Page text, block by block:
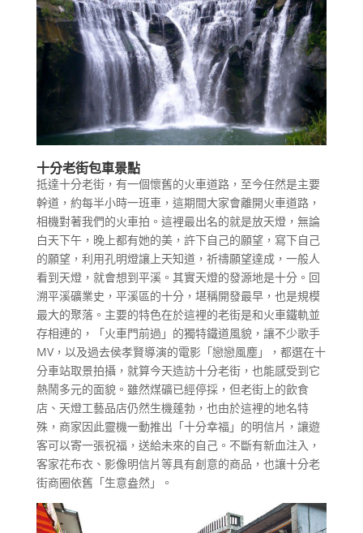
十分老街包車景點
抵達十分老街，有一個懷舊的火車道路，至今任然是主要
幹道，約每半小時一班車，這期間大家會離開火車道路，
相機對著我們的火車拍。這裡最出名的就是放天燈，無論
白天下午，晚上都有她的美，許下自己的願望，寫下自己
的願望，利用孔明燈讓上天知道，祈禱願望達成，一般人
看到天燈，就會想到平溪。其實天燈的發源地是十分。回
溯平溪礦業史，平溪區的十分，堪稱開發最早，也是規模
最大的聚落。主要的特色在於這裡的老街是和火車鐵軌並
存相連的，「火車門前過」的獨特鐵道風貌，讓不少歌手
MV，以及過去侯孝賢導演的電影「戀戀風塵」，都選在十
分車站取景拍攝，就算今天造訪十分老街，也能感受到它
熱鬧多元的面貌。雖然煤礦已經停採，但老街上的飲食
店、天燈工藝品店仍然生機蓬勃，也由於這裡的地名特
殊，商家因此靈機一動推出「十分幸福」的明信片，讓遊
客可以寄一張祝福，送給未來的自己。不斷有新血注入，
客家花布衣、影像明信片等具有創意的商品，也讓十分老
街商圈依舊「生意盎然」。